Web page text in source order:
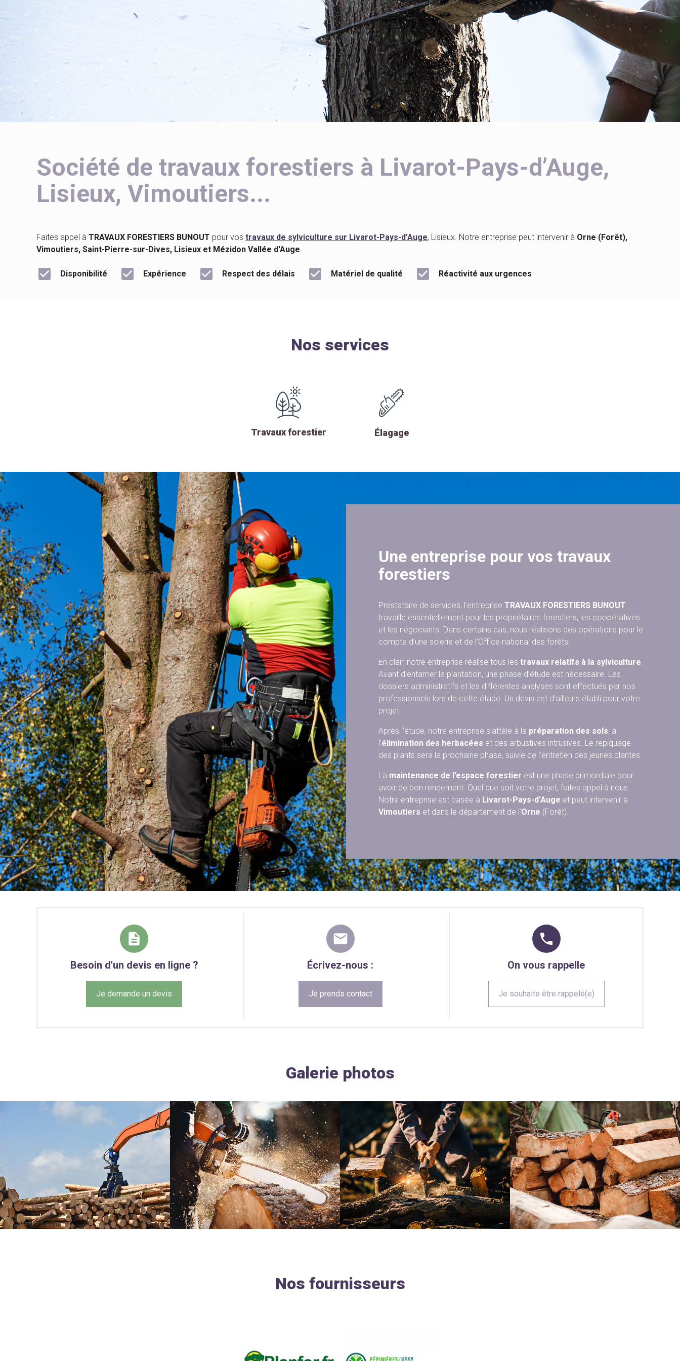
Société de travaux forestiers à Livarot-Pays-d’Auge,
Lisieux, Vimoutiers...
Faites appel à TRAVAUX FORESTIERS BUNOUT pour vos travaux de sylviculture sur Livarot-Pays-d’Auge, Lisieux. Notre entreprise peut intervenir à Orne (Forêt),
Vimoutiers, Saint-Pierre-sur-Dives, Lisieux et Mézidon Vallée d'Auge.
check_box Disponibilité check_box Expérience check_box Respect des délais check_box Matériel de qualité check_box Réactivité aux urgences
Nos services
Travaux forestier Élagage
Une entreprise pour vos travaux
forestiers
Prestataire de services, l’entreprise TRAVAUX FORESTIERS BUNOUT
travaille essentiellement pour les propriétaires forestiers, les coopératives
et les négociants. Dans certains cas, nous réalisons des opérations pour le
compte d’une scierie et de l’Office national des forêts.
En clair, notre entreprise réalise tous les travaux relatifs à la sylviculture
Avant d’entamer la plantation, une phase d’étude est nécessaire. Les
dossiers administratifs et les différentes analyses sont effectués par nos
professionnels lors de cette étape. Un devis est d’ailleurs établi pour votre
projet.
Après l’étude, notre entreprise s’attèle à la préparation des sols, à
l’élimination des herbacées et des arbustives intrusives. Le repiquage
des plants sera la prochaine phase, suivie de l’entretien des jeunes plantes.
La maintenance de l’espace forestier est une phase primordiale pour
avoir de bon rendement. Quel que soit votre projet, faites appel à nous.
Notre entreprise est basée à Livarot-Pays-d’Auge et peut intervenir à
Vimoutiers et dans le département de l’Orne (Forêt).
description
Besoin d'un devis en ligne ?
Je demande un devis
mail
Écrivez-nous :
Je prends contact
phone
On vous rappelle
Je souhaite être rappelé(e)
Galerie photos
Nos fournisseurs